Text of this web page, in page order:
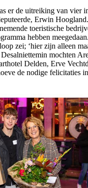
er de uitreiking van vier
Erwin
toeristische
hebben
zei; ‘hier zijn alleen
mochten
Delden, Erve
de nodige felicitaties